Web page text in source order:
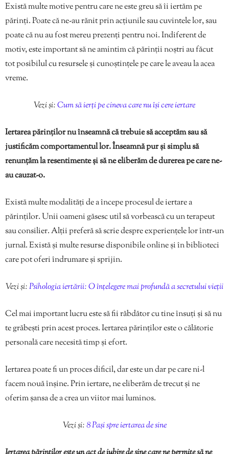
Există multe motive pentru care ne este greu să îi iertăm pe
părinți. Poate că ne-au rănit prin acțiunile sau cuvintele lor, sau
poate că nu au fost mereu prezenți pentru noi. Indiferent de
motiv, este important să ne amintim că părinții noștri au făcut
tot posibilul cu resursele și cunoștințele pe care le aveau la acea
vreme.
Vezi și:Cum să ierți pe cineva care nu își cere iertare
Iertarea părinților nu înseamnă că trebuie să acceptăm sau să
justificăm comportamentul lor. Înseamnă pur și simplu să
renunțăm la resentimente și să ne eliberăm de durerea pe care ne-
au cauzat-o.
Există multe modalități de a începe procesul de iertare a
părinților. Unii oameni găsesc util să vorbească cu un terapeut
sau consilier. Alții preferă să scrie despre experiențele lor într-un
jurnal. Există și multe resurse disponibile online și în biblioteci
care pot oferi îndrumare și sprijin.
Vezi și:Psihologia iertării: O înțelegere mai profundă a secretului vieții
Cel mai important lucru este să fii răbdător cu tine însuți și să nu
te grăbești prin acest proces. Iertarea părinților este o călătorie
personală care necesită timp și efort.
Iertarea poate fi un proces dificil, dar este un dar pe care ni-l
facem nouă înșine. Prin iertare, ne eliberăm de trecut și ne
oferim șansa de a crea un viitor mai luminos.
Vezi și:8 Pași spre iertarea de sine